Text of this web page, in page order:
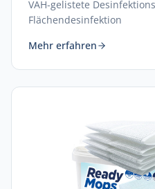
VAH-gelistete
Flächendesinfektion
Mehr erfahren